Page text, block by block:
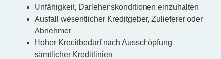
Unfähigkeit, Darlehenskonditionen einzuhalten
Ausfall wesentlicher Kreditgeber, Zulieferer oder
Abnehmer
Hoher Kreditbedarf nach Ausschöpfung
sämtlicher Kreditlinien